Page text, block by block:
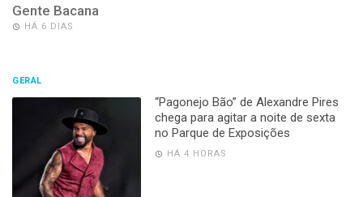
Gente Bacana
HÁ 6 DIAS
GERAL
“Pagonejo Bão” de Alexandre Pires
chega para agitar a noite de sexta
no Parque de Exposições
HÁ 4 HORAS